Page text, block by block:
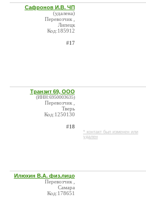
Сафронов И.В. ЧП
(удалена)
Перевозчик ,
Липецк
Код:185912
#17
Транзит 69, ООО
(ИНН:6950003635)
Перевозчик ,
Тверь
Код:1250130
#18
* контакт был изменен или
удален
Илюхин В.А. физ.лицо
Перевозчик ,
Самара
Код:178651